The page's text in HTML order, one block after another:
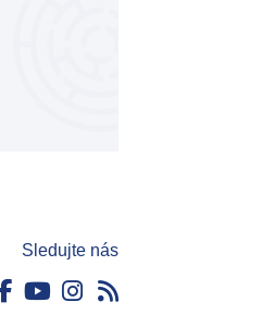
Sledujte nás